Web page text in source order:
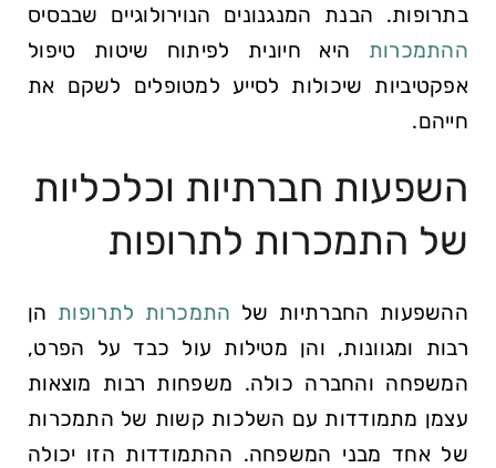
בתרופות. הבנת המנגנונים הנוירולוגיים שבבסיס
ההתמכרות היא חיונית לפיתוח שיטות טיפול
אפקטיביות שיכולות לסייע למטופלים לשקם את
חייהם.
השפעות חברתיות וכלכליות
של התמכרות לתרופות
ההשפעות החברתיות של התמכרות לתרופות הן
רבות ומגוונות, והן מטילות עול כבד על הפרט,
המשפחה והחברה כולה. משפחות רבות מוצאות
עצמן מתמודדות עם השלכות קשות של התמכרות
של אחד מבני המשפחה. ההתמודדות הזו יכולה